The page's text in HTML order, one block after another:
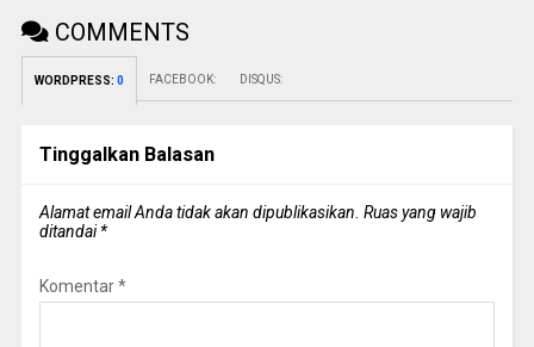
COMMENTS
WORDPRESS: 0 FACEBOOK: DISQUS:
Tinggalkan Balasan
Alamat email Anda tidak akan dipublikasikan. Ruas yang wajib
ditandai*
Komentar*